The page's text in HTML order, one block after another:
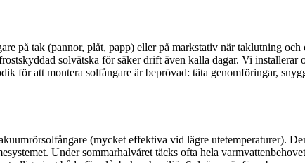
på tak (pannor, plåt, papp) eller på markstativ när taklutning
solvätska för säker drift även kalla dagar. Vi installerar
för att montera solfångare är beprövad: täta genomföringar,
(mycket effektiva vid lägre utetemperaturer).
Under sommarhalvåret täcks ofta hela